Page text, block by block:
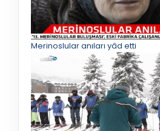
Merinoslular anıları yâd etti